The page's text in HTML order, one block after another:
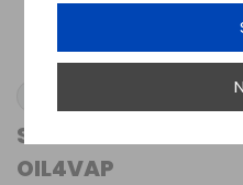
STRAWBERRY SHAKE FLAVOR 30ML
OIL4VAP